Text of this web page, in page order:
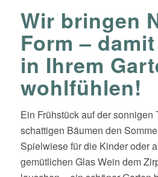
Wir bringen
Form –
in Ihrem
wohlfühlen!
Ein Frühstück auf der sonnigen
schattigen Bäumen den
Spielwiese für die Kinder oder
gemütlichen Glas Wein dem